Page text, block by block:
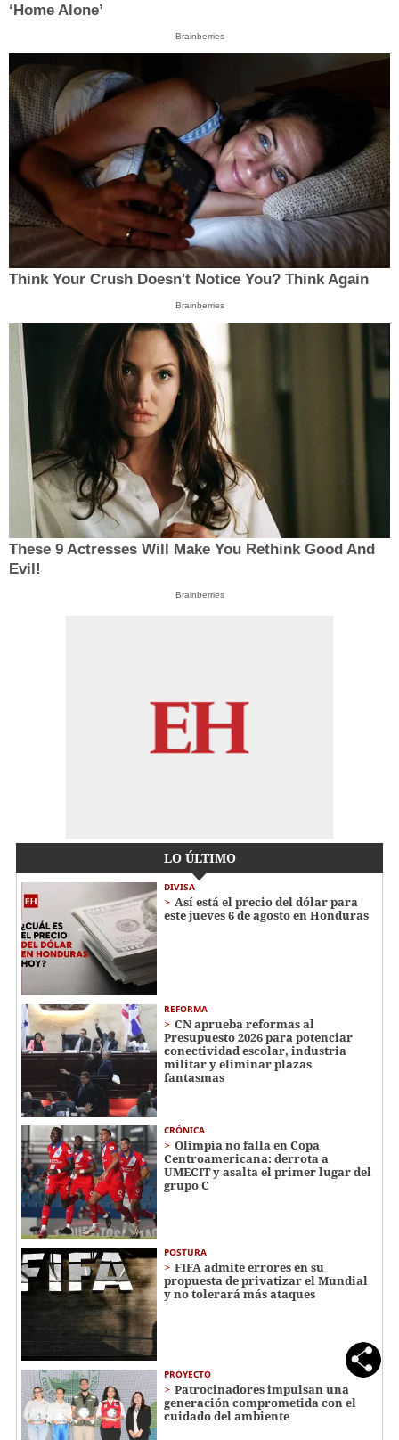
‘Home Alone’
Brainberries
Think Your Crush Doesn't Notice You? Think Again
Brainberries
These 9 Actresses Will Make You Rethink Good And
Evil!
Brainberries
LO ÚLTIMO
DIVISA
Así está el precio del dólar para
este jueves 6 de agosto en Honduras
REFORMA
CN aprueba reformas al
Presupuesto 2026 para potenciar
conectividad escolar, industria
militar y eliminar plazas
fantasmas
CRÓNICA
Olimpia no falla en Copa
Centroamericana: derrota a
UMECIT y asalta el primer lugar del
grupo C
POSTURA
FIFA admite errores en su
propuesta de privatizar el Mundial
y no tolerará más ataques
PROYECTO
Patrocinadores impulsan una
generación comprometida con el
cuidado del ambiente